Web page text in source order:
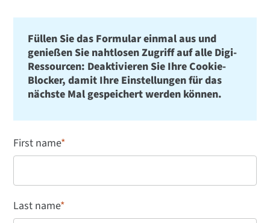
Füllen Sie das Formular einmal aus und
genießen Sie nahtlosen Zugriff auf alle Digi-
Ressourcen: Deaktivieren Sie Ihre Cookie-
Blocker, damit Ihre Einstellungen für das
nächste Mal gespeichert werden können.
First name*
Last name*